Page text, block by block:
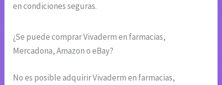
en condiciones seguras.
¿Se puede comprar Vivaderm en farmacias,
Mercadona, Amazon o eBay?
No es posible adquirir Vivaderm en farmacias,